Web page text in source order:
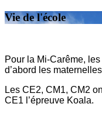
Vie de l'école
Pour la Mi-Carême,
d’abord les
Les CE2, CM1, CM2
CE1 l’épreuve Koala.